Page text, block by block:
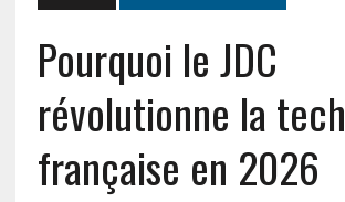
Pourquoi le JDC
révolutionne la tech
française en 2026